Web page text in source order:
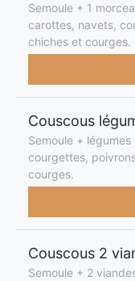
Semoule + 1
carottes, navets,
chiches et courges.
Couscous
Semoule +
courgettes,
courges.
Couscous 2
Semoule + 2